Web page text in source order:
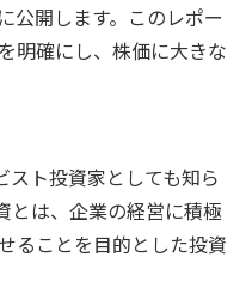
公開します。このレポー
明確にし、株価に大きな
ト投資家としても知ら
とは、企業の経営に積極
ることを目的とした投資